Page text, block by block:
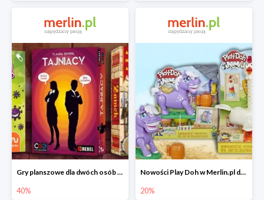
Gry planszowe dla dwóch osób w Merlin.pl do -40%
40%
Nowości Play Doh w Merlin.pl do -20%
20%